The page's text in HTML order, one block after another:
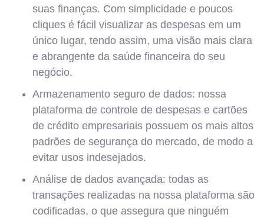
suas finanças. Com simplicidade e poucos
cliques é fácil visualizar as despesas em um
único lugar, tendo assim, uma visão mais clara
e abrangente da saúde financeira do seu
negócio.
Armazenamento seguro de dados: nossa
plataforma de controle de despesas e cartões
de crédito empresariais possuem os mais altos
padrões de segurança do mercado, de modo a
evitar usos indesejados.
Análise de dados avançada: todas as
transações realizadas na nossa plataforma são
codificadas, o que assegura que ninguém